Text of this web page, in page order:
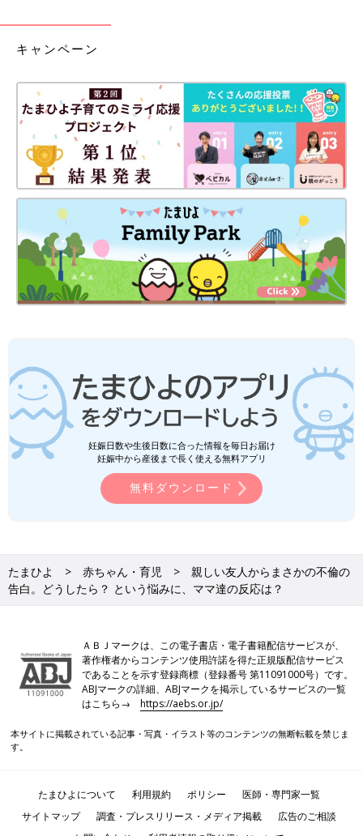
キャンペーン
妊娠日数や生後日数に合った情報を毎日お届け
妊娠中から産後まで長く使える無料アプリ
無料ダウンロード
たまひよ 赤ちゃん・育児
親しい友人からまさかの不倫の
告白。どうしたら？ という悩みに、ママ達の反応は？
ＡＢＪマークは、この電子書店・電子書籍配信サービスが、
著作権者からコンテンツ使用許諾を得た正規版配信サービス
であることを示す登録商標（登録番号 第11091000号）です。
ABJマークの詳細、ABJマークを掲示しているサービスの一覧
はこちら→https://aebs.or.jp/
本サイトに掲載されている記事・写真・イラスト等のコンテンツの無断転載を禁じま
す。
たまひよについて 利用規約 ポリシー
医師・専門家一覧
サイトマップ
調査・プレスリリース・メディア掲載
広告のご相談